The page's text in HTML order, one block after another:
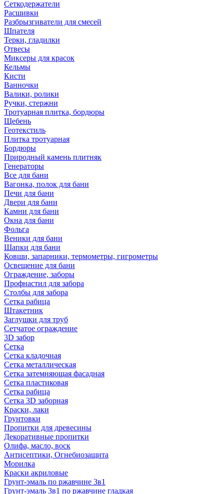
Сеткодержатели
Расшивки
Разбрызгиватели для смесей
Шпателя
Терки, гладилки
Отвесы
Миксеры для красок
Кельмы
Кисти
Ванночки
Валики, ролики
Ручки, стержни
Тротуарная плитка, бордюры
Щебень
Геотекстиль
Плитка тротуарная
Бордюры
Природный камень плитняк
Генераторы
Все для бани
Вагонка, полок для бани
Печи для бани
Двери для бани
Камни для бани
Окна для бани
Фольга
Веники для бани
Шапки для бани
Ковши, запарники, термометры, гигрометры
Освещение для бани
Ограждение, заборы
Профнастил для забора
Столбы для забора
Сетка рабица
Штакетник
Заглушки для труб
Сетчатое ограждение
3D забор
Сетка
Сетка кладочная
Сетка металлическая
Сетка затемняющая фасадная
Сетка пластиковая
Сетка рабица
Сетка 3D заборная
Краски, лаки
Грунтовки
Пропитки для древесины
Декоративные пропитки
Олифа, масло, воск
Антисептики, Огнебиозащита
Морилка
Краски акриловые
Грунт-эмаль по ржавчине 3в1
Грунт-эмаль 3в1 по ржавчине гладкая